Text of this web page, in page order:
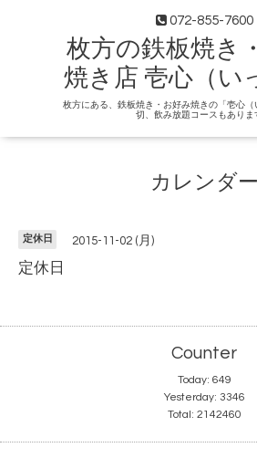
072-855-7600
枚方の鉄板焼き
焼き店 壱心（い
枚方にある、鉄板焼き・お好み焼きの「壱心
切、飲み放題コースもありま
カレンダー
定休日 2015-11-02 (月)
定休日
Counter
Today: 649
Yesterday: 3346
Total: 2142460